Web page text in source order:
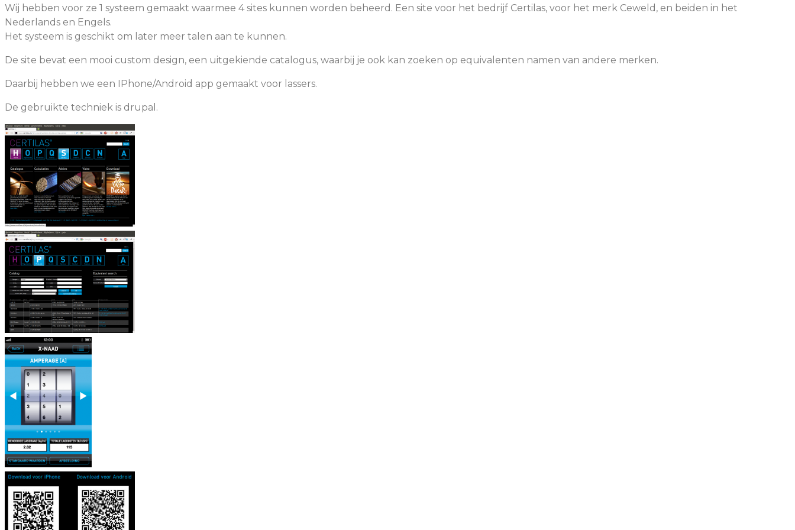
Wij hebben voor ze 1 systeem gemaakt waarmee 4 sites kunnen worden beheerd. Een site voor het bedrijf Certilas, voor het merk Ceweld, en beiden in het
Nederlands en Engels.
Het systeem is geschikt om later meer talen aan te kunnen.
De site bevat een mooi custom design, een uitgekiende catalogus, waarbij je ook kan zoeken op equivalenten namen van andere merken.
Daarbij hebben we een IPhone/Android app gemaakt voor lassers.
De gebruikte techniek is drupal.